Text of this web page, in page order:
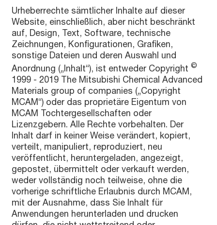
Urheberrechte sämtlicher Inhalte auf dieser
Website, einschließlich, aber nicht beschränkt
auf, Design, Text, Software, technische
Zeichnungen, Konfigurationen, Grafiken,
sonstige Dateien und deren Auswahl und
Anordnung („Inhalt“), ist entweder Copyright ©
1999 - 2019 The Mitsubishi Chemical Advanced
Materials group of companies („Copyright
MCAM“) oder das proprietäre Eigentum von
MCAM Tochtergesellschaften oder
Lizenzgebern. Alle Rechte vorbehalten. Der
Inhalt darf in keiner Weise verändert, kopiert,
verteilt, manipuliert, reproduziert, neu
veröffentlicht, heruntergeladen, angezeigt,
gepostet, übermittelt oder verkauft werden,
weder vollständig noch teilweise, ohne die
vorherige schriftliche Erlaubnis durch MCAM,
mit der Ausnahme, dass Sie Inhalt für
Anwendungen herunterladen und drucken